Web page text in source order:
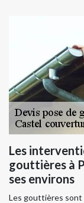
Les
gouttières à
ses environs
Les gouttières sont